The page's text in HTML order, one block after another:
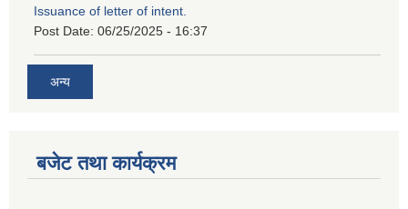
Issuance of letter of intent.
Post Date: 06/25/2025 - 16:37
अन्य
बजेट तथा कार्यक्रम